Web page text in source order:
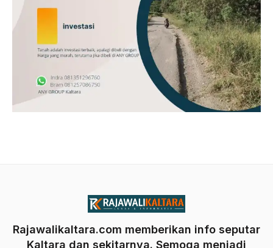
Rajawalikaltara.com memberikan info seputar
Kaltara dan sekitarnya. Semoga menjadi